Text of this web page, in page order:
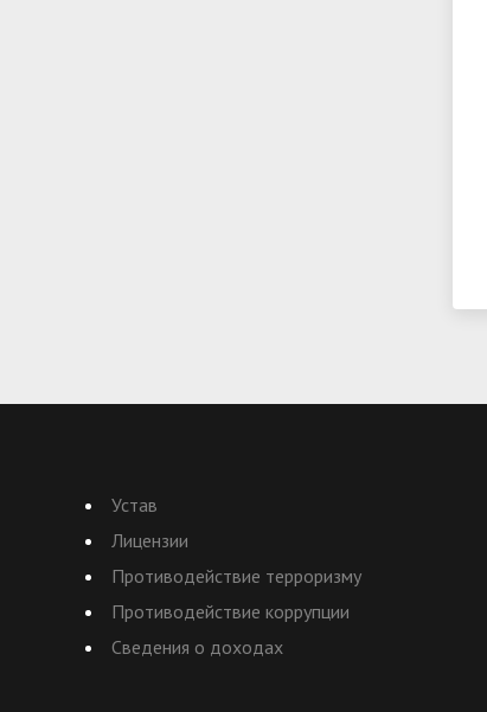
Устав
Лицензии
Противодействие терроризму
Противодействие коррупции
Сведения о доходах